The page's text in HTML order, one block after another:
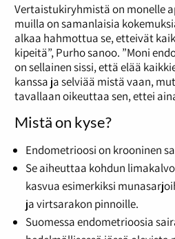
Vertaistukiryhmistä on monelle
muilla on samanlaisia
alkaa hahmottua se, etteivät
kipeitä”, Purho sanoo. ”Moni
on sellainen sissi, että elää
kanssa ja selviää mistä vaan,
tavallaan oikeuttaa sen, ettei
Mistä on kyse?
Endometrioosi on krooninen
Se aiheuttaa kohdun
kasvua esimerkiksi
ja virtsarakon pinnoille.
Suomessa endometrioosia